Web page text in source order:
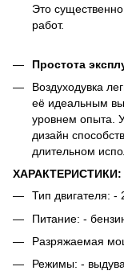
Это
работ.
Простота
Воздуходувка
её идеальным
уровнем опыта.
дизайн
длительном
ХАРАКТЕРИСТИКИ:
Тип двигателя: -
Питание: -
Разряжаемая
Режимы: -